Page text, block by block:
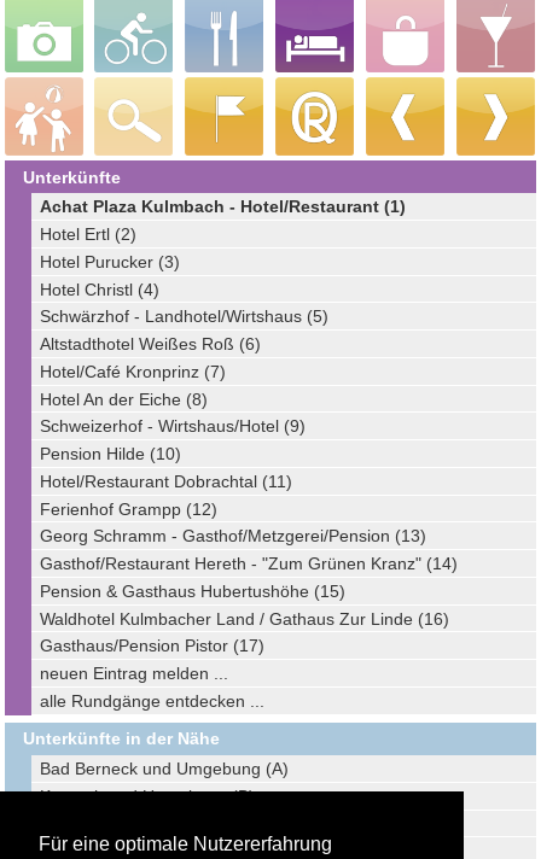
Für eine optimale Nutzererfahrung
Unterkünfte
Achat Plaza Kulmbach - Hotel/Restaurant (1)
Hotel Ertl (2)
Hotel Purucker (3)
Hotel Christl (4)
Schwärzhof - Landhotel/Wirtshaus (5)
Altstadthotel Weißes Roß (6)
Hotel/Café Kronprinz (7)
Hotel An der Eiche (8)
Schweizerhof - Wirtshaus/Hotel (9)
Pension Hilde (10)
Hotel/Restaurant Dobrachtal (11)
Ferienhof Grampp (12)
Georg Schramm - Gasthof/Metzgerei/Pension (13)
Gasthof/Restaurant Hereth - "Zum Grünen Kranz" (14)
Pension & Gasthaus Hubertushöhe (15)
Waldhotel Kulmbacher Land / Gathaus Zur Linde (16)
Gasthaus/Pension Pistor (17)
neuen Eintrag melden ...
alle Rundgänge entdecken ...
Unterkünfte in der Nähe
Bad Berneck und Umgebung (A)
Kronach und Umgebung (B)
Lichtenfels und Umgebung (D)